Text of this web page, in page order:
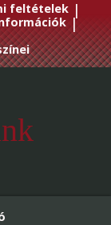
feltételek |
|